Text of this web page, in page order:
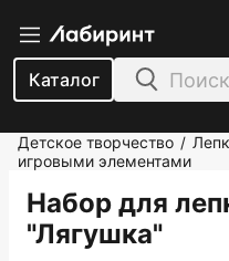
Каталог
Детское творчество /
игровыми элементами
Набор для
"Лягушка"